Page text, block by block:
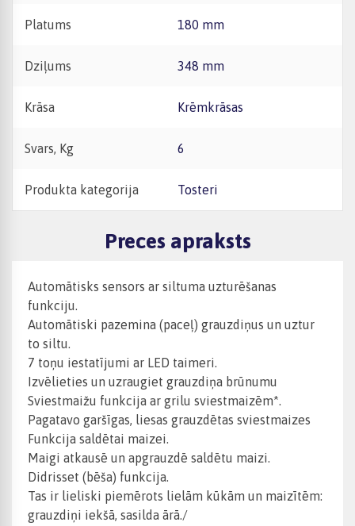
Platums 180 mm
Dziļums 348 mm
Krāsa Krēmkrāsas
Svars, Kg 6
Produkta kategorija Tosteri
Preces apraksts
Automātisks sensors ar siltuma uzturēšanas
funkciju.
Automātiski pazemina (paceļ) grauzdiņus un uztur
to siltu.
7 toņu iestatījumi ar LED taimeri.
Izvēlieties un uzraugiet grauzdiņa brūnumu
Sviestmaižu funkcija ar grilu sviestmaizēm*.
Pagatavo garšīgas, liesas grauzdētas sviestmaizes
Funkcija saldētai maizei.
Maigi atkausē un apgrauzdē saldētu maizi.
Didrisset (bēša) funkcija.
Tas ir lieliski piemērots lielām kūkām un maizītēm:
grauzdiņi iekšā, sasilda ārā./